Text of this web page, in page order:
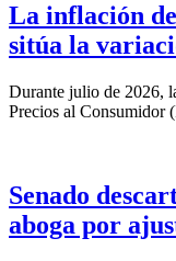
La inflación
sitúa la
Durante julio de 2026,
Precios al Consumidor
Senado
aboga por